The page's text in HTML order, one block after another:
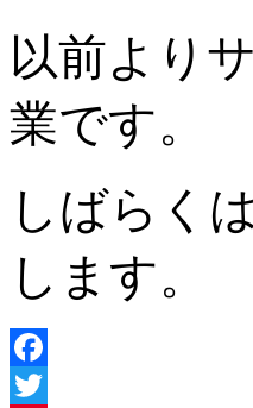
以前より
業です。
しばらく
します。
Facebook